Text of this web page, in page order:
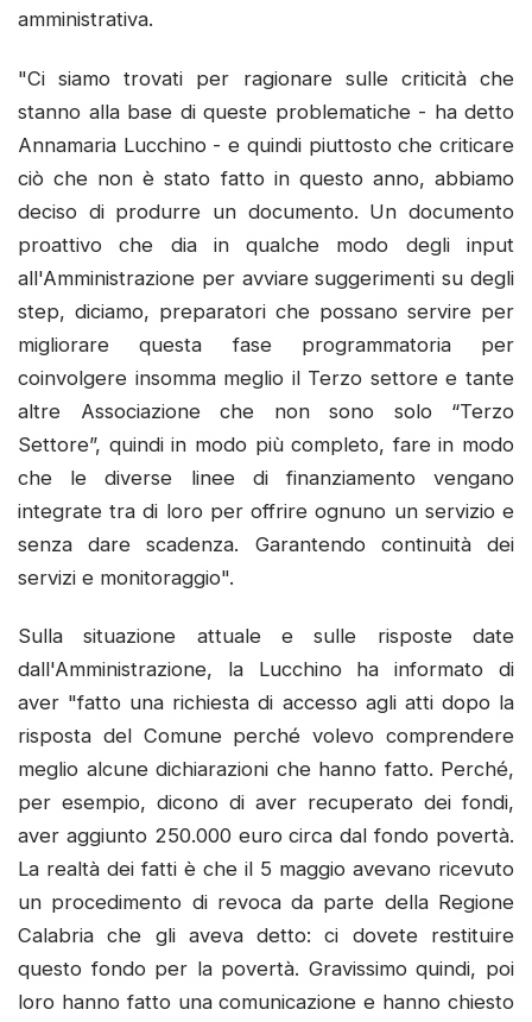
amministrativa.
"Ci siamo trovati per ragionare sulle criticità che
stanno alla base di queste problematiche - ha detto
Annamaria Lucchino - e quindi piuttosto che criticare
ciò che non è stato fatto in questo anno, abbiamo
deciso di produrre un documento. Un documento
proattivo che dia in qualche modo degli input
all'Amministrazione per avviare suggerimenti su degli
step, diciamo, preparatori che possano servire per
migliorare questa fase programmatoria per
coinvolgere insomma meglio il Terzo settore e tante
altre Associazione che non sono solo “Terzo
Settore”, quindi in modo più completo, fare in modo
che le diverse linee di finanziamento vengano
integrate tra di loro per offrire ognuno un servizio e
senza dare scadenza. Garantendo continuità dei
servizi e monitoraggio".
Sulla situazione attuale e sulle risposte date
dall'Amministrazione, la Lucchino ha informato di
aver "fatto una richiesta di accesso agli atti dopo la
risposta del Comune perché volevo comprendere
meglio alcune dichiarazioni che hanno fatto. Perché,
per esempio, dicono di aver recuperato dei fondi,
aver aggiunto 250.000 euro circa dal fondo povertà.
La realtà dei fatti è che il 5 maggio avevano ricevuto
un procedimento di revoca da parte della Regione
Calabria che gli aveva detto: ci dovete restituire
questo fondo per la povertà. Gravissimo quindi, poi
loro hanno fatto una comunicazione e hanno chiesto